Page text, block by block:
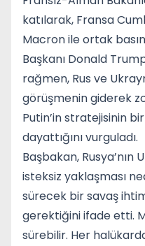
katılarak, Fransa
Macron ile ortak
Başkanı Donald
rağmen, Rus ve
görüşmenin giderek
Putin’in stratejisinin
dayattığını vurguladı.
Başbakan,
isteksiz yaklaşması
sürecek bir savaş
gerektiğini ifade etti.
sürebilir. Her halükarda